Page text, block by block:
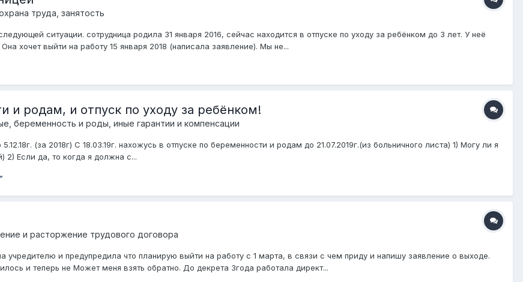
труда, занятость
ситуации. сотрудница родила 31 января 2016, сейчас находится в отпуске по уходу за ребёнком до 3 лет. У неё
хочет выйти на работу 15 января 2018 (написала заявление). Мы не...
и родам, и отпуск по уходу за ребёнком!
беременность и роды, иные гарантии и компенсации
(за 2018г) С 18.03.19г. нахожусь в отпуске по беременности и родам до 21.07.2019г.(из больничного листа) 1) Могу ли я
2 ) Если да, то когда я должна с...
и расторжение трудового договора
учредителю и предупредила что планирую выйти на работу с 1 марта, в связи с чем приду и напишу заявление о выходе.
и теперь не Может меня взять обратно. До декрета 3года работала директ...